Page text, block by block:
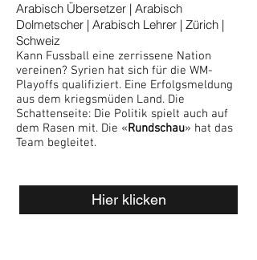
Arabisch Übersetzer | Arabisch
Dolmetscher | Arabisch Lehrer | Zürich |
Schweiz
Kann Fussball eine zerrissene Nation
vereinen? Syrien hat sich für die WM-
Playoffs qualifiziert. Eine Erfolgsmeldung
aus dem kriegsmüden Land. Die
Schattenseite: Die Politik spielt auch auf
dem Rasen mit. Die «Rundschau» hat das
Team begleitet.
Hier klicken